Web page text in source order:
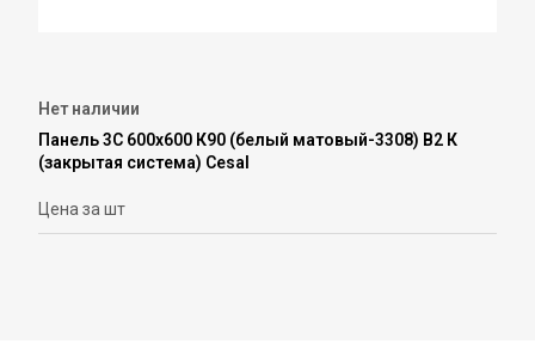
Нет наличии
Панель 3С 600х600 К90 (белый матовый-3308) В2 К
(закрытая система) Cesal
Цена за шт